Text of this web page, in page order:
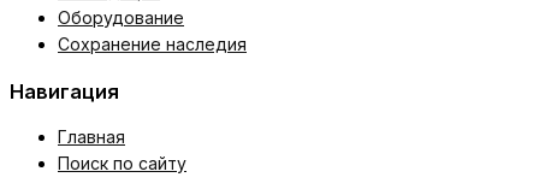
Оборудование
Сохранение наследия
Навигация
Главная
Поиск по сайту